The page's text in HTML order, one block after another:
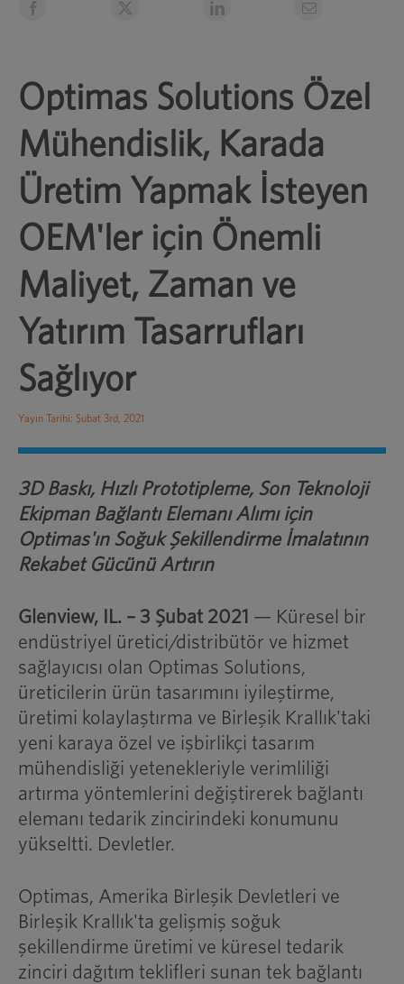
Optimas Solutions Özel
Mühendislik, Karada
Üretim Yapmak İsteyen
OEM'ler için Önemli
Maliyet, Zaman ve
Yatırım Tasarrufları
Sağlıyor
Yayın Tarihi: Şubat 3rd, 2021
3D Baskı, Hızlı Prototipleme, Son Teknoloji
Ekipman Bağlantı Elemanı Alımı için
Optimas'ın Soğuk Şekillendirme İmalatının
Rekabet Gücünü Artırın
Glenview, IL. – 3 Şubat 2021 — Küresel bir
endüstriyel üretici/distribütör ve hizmet
sağlayıcısı olan Optimas Solutions,
üreticilerin ürün tasarımını iyileştirme,
üretimi kolaylaştırma ve Birleşik Krallık'taki
yeni karaya özel ve işbirlikçi tasarım
mühendisliği yetenekleriyle verimliliği
artırma yöntemlerini değiştirerek bağlantı
elemanı tedarik zincirindeki konumunu
yükseltti. Devletler.
Optimas, Amerika Birleşik Devletleri ve
Birleşik Krallık'ta gelişmiş soğuk
şekillendirme üretimi ve küresel tedarik
zinciri dağıtım teklifleri sunan tek bağlantı